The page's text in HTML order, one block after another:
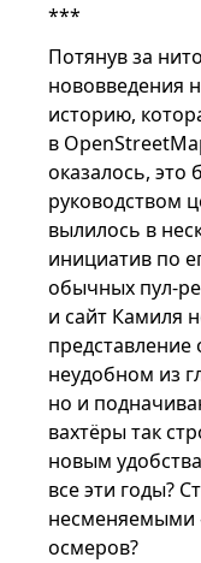
***
Потянув за
нововведения
историю,
в
оказалось, это
руководством
вылилось в
инициатив по
обычных пул-
и сайт Камиля
неудобном из
но и
вахтёры так
новым
все эти годы?
несменяемыми
осмеров?